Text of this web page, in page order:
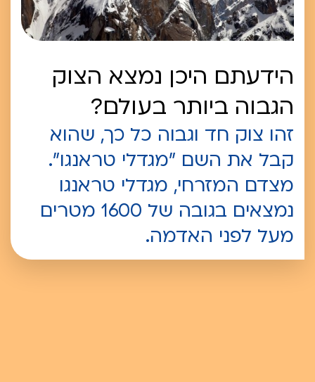
הידעתם היכן נמצא הצוק
הגבוה ביותר בעולם?
זהו צוק חד וגבוה כל כך, שהוא
קבל את השם "מגדלי טראנגו".
מצדם המזרחי, מגדלי טראנגו
נמצאים בגובה של 1600 מטרים
מעל לפני האדמה.